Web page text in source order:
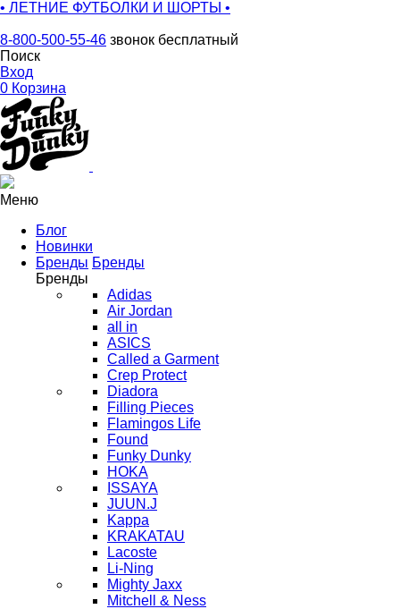
• ЛЕТНИЕ ФУТБОЛКИ И ШОРТЫ •
8-800-500-55-46 звонок бесплатный
Поиск
Вход
0 Корзина
Меню
Блог
Новинки
Бренды Бренды
Бренды
Adidas
Air Jordan
all in
ASICS
Called a Garment
Crep Protect
Diadora
Filling Pieces
Flamingos Life
Found
Funky Dunky
HOKA
ISSAYA
JUUN.J
Kappa
KRAKATAU
Lacoste
Li-Ning
Mighty Jaxx
Mitchell & Ness